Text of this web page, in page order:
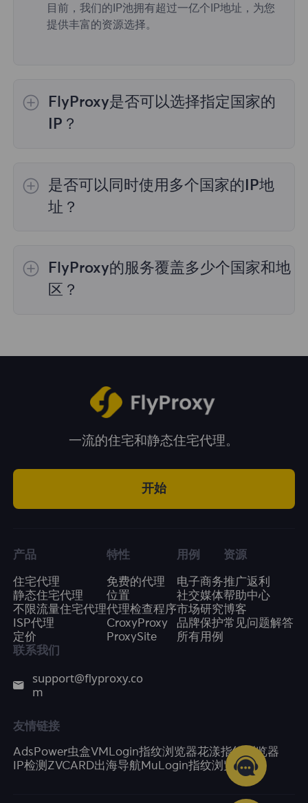
目前，我们的IP池拥有超过一亿个IP地址，为您
提供丰富的资源选择。
FlyProxy是否可以选择指定国家的
IP？
的代理选择； 静态住宅代理提供36个国家的代
理，购买时您可以选择所需的国家。
是否可以同时使用多个国家的IP地
址？
有用。您可以在管理面板中自由选择和切换不同
国家的IP地址。
FlyProxy的服务覆盖多少个国家和地
区？
一流的住宅和静态住宅代理。
开始
产品
住宅代理
静态住宅代理
不限流量住宅代理
ISP代理
定价
特性
免费的代理
位置
代理检查程序
CroxyProxy
ProxySite
用例
电子商务
社交媒体
市场研究
品牌保护
所有用例
资源
推广返利
帮助中心
博客
常见问题解答
联系我们
support@flyproxy.co
m
友情链接
AdsPower虫盒VMLogin指纹浏览器花漾指纹浏览器
IP检测 ZVCARD出海导航MuLogin指纹浏览器